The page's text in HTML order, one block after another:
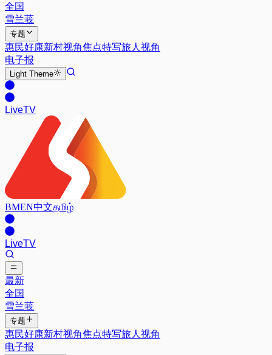
全国
雪兰莪
专题
惠民好康新村视角焦点特写旅人视角
电子报
Light Theme
LiveTV
BMEN中文தமிழ்
LiveTV
最新
全国
雪兰莪
专题
惠民好康新村视角焦点特写旅人视角
电子报